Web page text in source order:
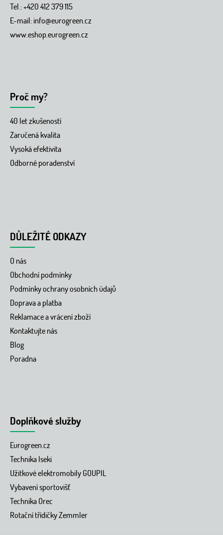
Tel.: +420 412 379 115
E-mail:info@eurogreen.cz
www.eshop.eurogreen.cz
Proč my?
40 let zkušeností
Zaručená kvalita
Vysoká efektivita
Odborné poradenství
DŮLEŽITÉ ODKAZY
O nás
Obchodní podmínky
Podmínky ochrany osobních údajů
Doprava a platba
Reklamace a vrácení zboží
Kontaktujte nás
Blog
Poradna
Doplňkové služby
Eurogreen.cz
Technika Iseki
Užitkové elektromobily GOUPIL
Vybavení sportovišť
Technika Orec
Rotační třídičky Zemmler